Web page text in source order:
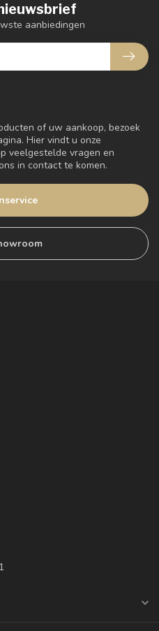
of uw aankoop, bezoek
Hier vindt u onze
veelgestelde vragen en
in contact te komen.
aanbiedingen